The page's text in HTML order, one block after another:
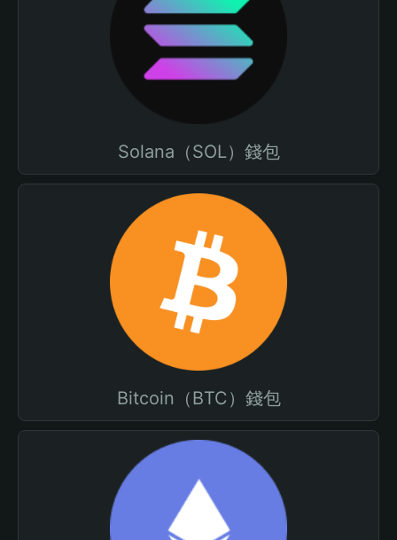
Solana（SOL）錢包
Bitcoin（BTC）錢包